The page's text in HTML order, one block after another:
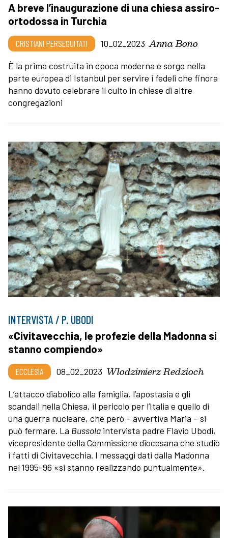
A breve l’inaugurazione di una chiesa assiro-
ortodossa in Turchia
CRISTIANI PERSEGUITATI 10_02_2023 Anna Bono
È la prima costruita in epoca moderna e sorge nella
parte europea di Istanbul per servire i fedeli che finora
hanno dovuto celebrare il culto in chiese di altre
congregazioni
INTERVISTA / P. UBODI
«Civitavecchia, le profezie della Madonna si
stanno compiendo»
ECCLESIA 08_02_2023 Wlodzimierz Redzioch
L’attacco diabolico alla famiglia, l’apostasia e gli
scandali nella Chiesa, il pericolo per l’Italia e quello di
una guerra nucleare, che però – avvertiva Maria – si
può fermare. La Bussola intervista padre Flavio Ubodi,
vicepresidente della Commissione diocesana che studiò
i fatti di Civitavecchia. I messaggi dati dalla Madonna
nel 1995-96 «si stanno realizzando puntualmente».